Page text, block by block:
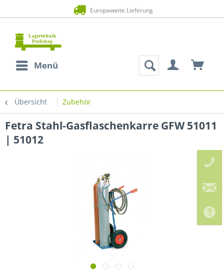
Europaweite Lieferung
Menü
Übersicht Zubehör
Fetra Stahl-Gasflaschenkarre GFW 51011
| 51012